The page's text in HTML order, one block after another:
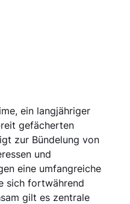
ein langjähriger
gefächerten
zur Bündelung von
und
eine umfangreiche
sich fortwährend
gilt es zentrale